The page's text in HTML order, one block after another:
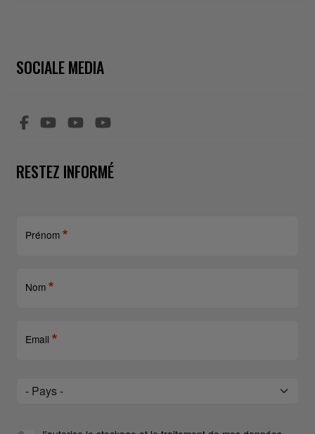
SOCIALE MEDIA
RESTEZ INFORMÉ
Prénom
Nom
Email
Pays
Pays